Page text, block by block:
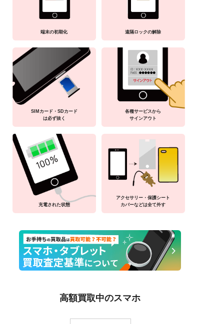
端末の初期化 遠隔ロックの解除
SIMカード・SDカード
は必ず抜く
各種サービスから
サインアウト
充電された状態
アクセサリー・保護シート
カバーなどは全て外す
高額買取中のスマホ